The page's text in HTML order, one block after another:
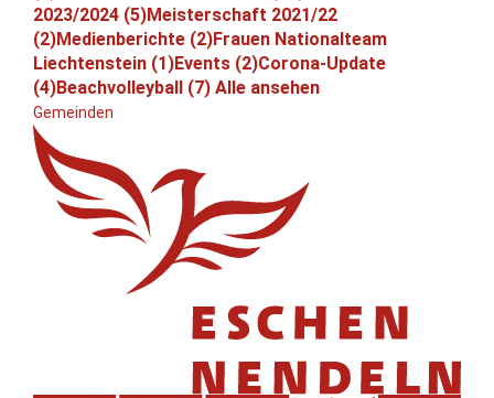
2023/2024 (5)Meisterschaft 2021/22
(2)Medienberichte (2)Frauen Nationalteam
Liechtenstein (1)Events (2)Corona-Update
(4)Beachvolleyball (7) Alle ansehen
Gemeinden